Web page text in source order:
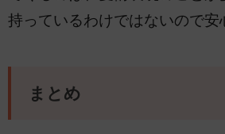
持っているわけではないので安
まとめ